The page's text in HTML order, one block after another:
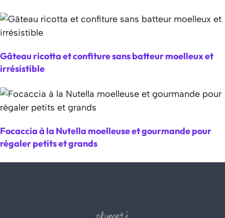
Gâteau ricotta et confiture sans batteur moelleux et
irrésistible
Focaccia à la Nutella moelleuse et gourmande pour
régaler petits et grands